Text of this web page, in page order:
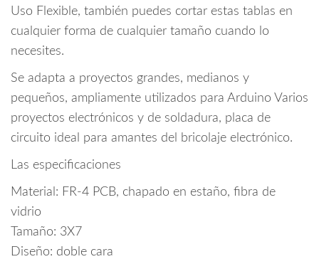
Uso Flexible, también puedes cortar estas tablas en
cualquier forma de cualquier tamaño cuando lo
necesites.
Se adapta a proyectos grandes, medianos y
pequeños, ampliamente utilizados para Arduino Varios
proyectos electrónicos y de soldadura, placa de
circuito ideal para amantes del bricolaje electrónico.
Las especificaciones
Material: FR-4 PCB, chapado en estaño, fibra de
vidrio
Tamaño: 3X7
Diseño: doble cara